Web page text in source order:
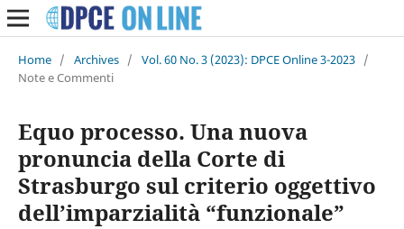
Home / Archives / Vol. 60 No. 3 (2023): DPCE Online 3-2023 /
Note e Commenti
Equo processo. Una nuova
pronuncia della Corte di
Strasburgo sul criterio oggettivo
dell’imparzialità “funzionale”